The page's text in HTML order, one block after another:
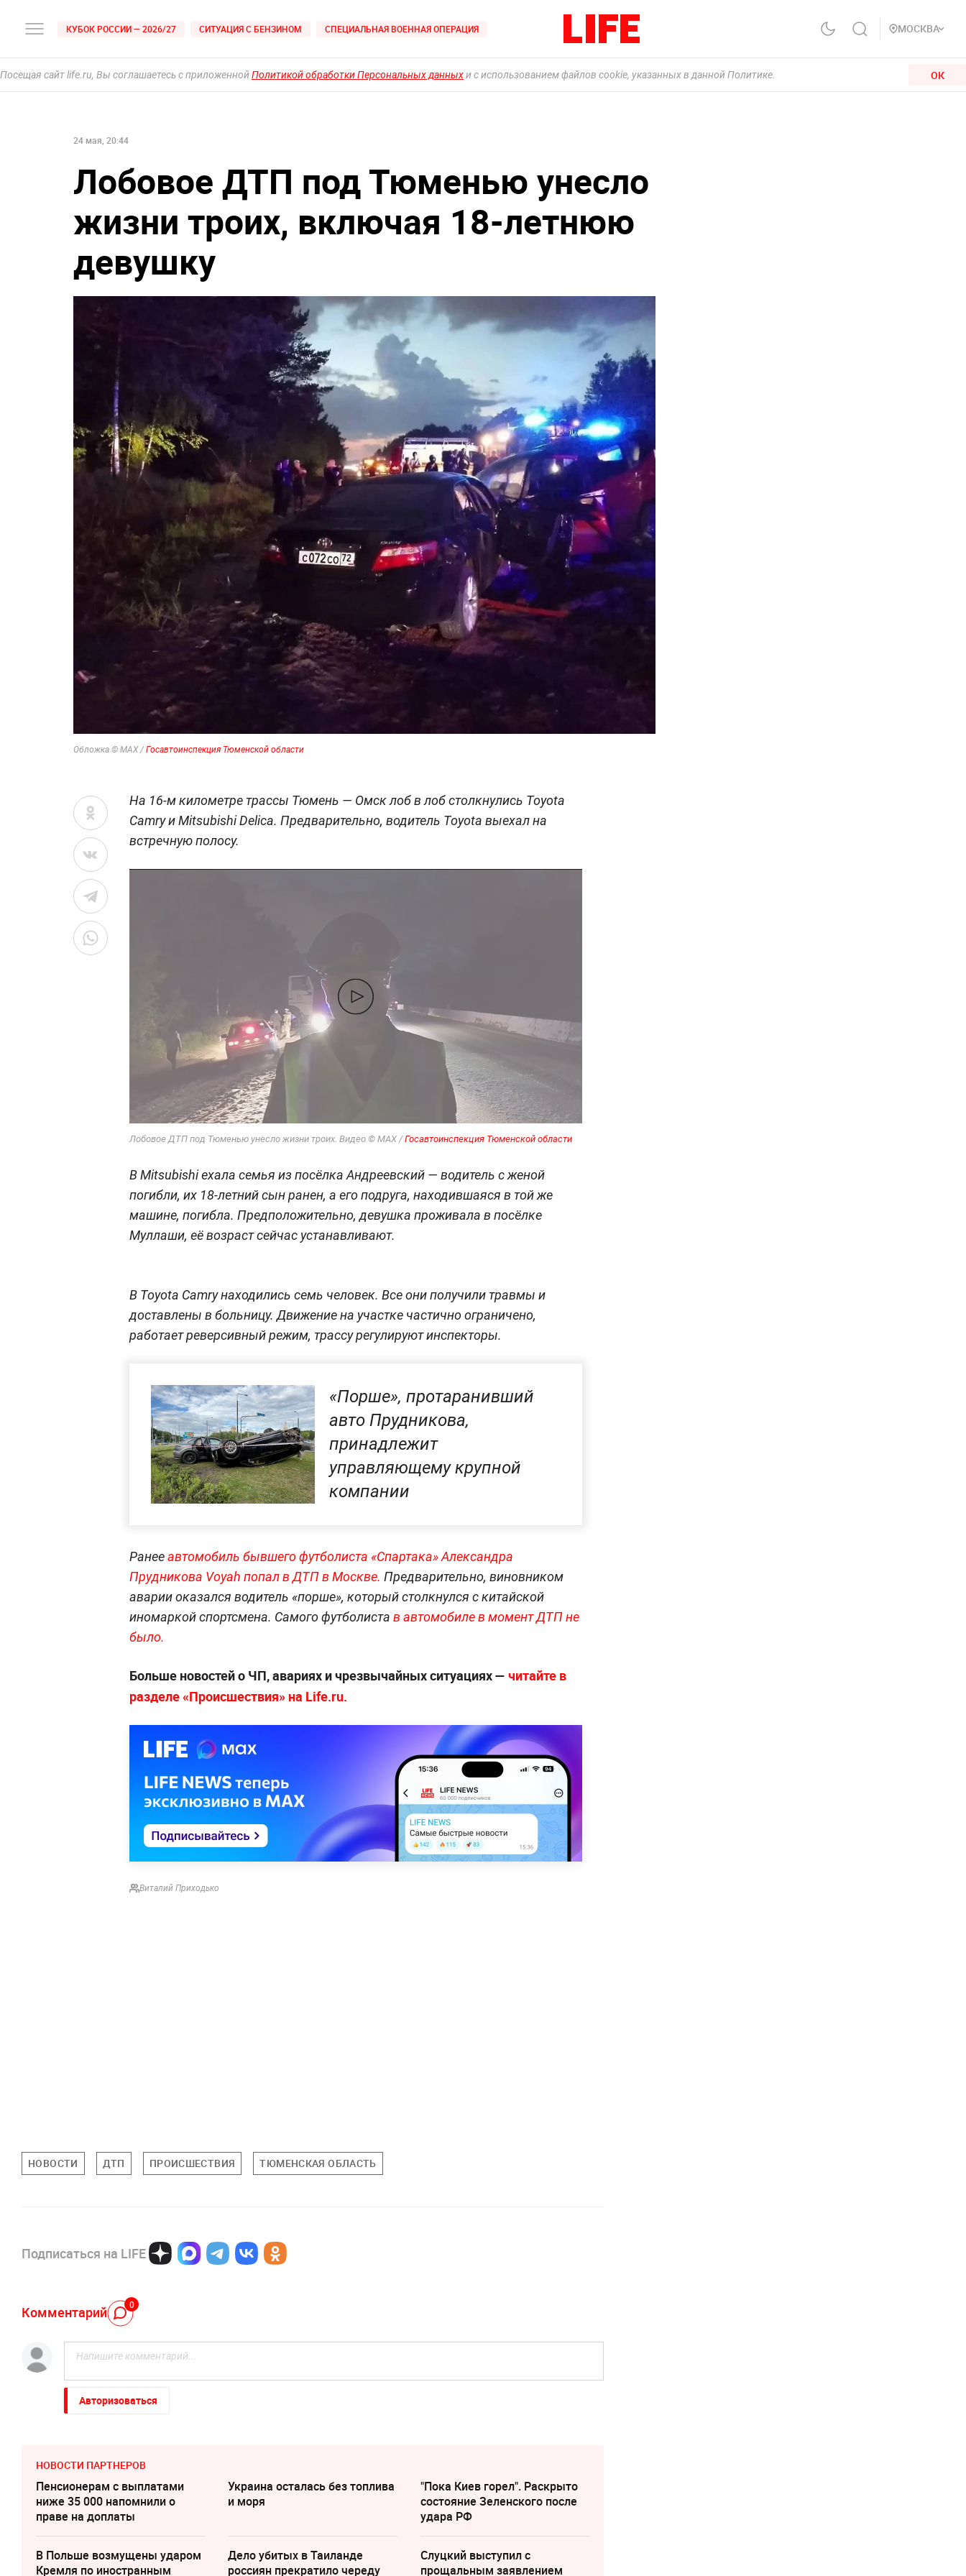
КУБОК РОССИИ — 2026/27 СИТУАЦИЯ С БЕНЗИНОМ СПЕЦИАЛЬНАЯ ВОЕННАЯ ОПЕРАЦИЯ МОСКВА
Посещая сайт life.ru, Вы соглашаетесь с приложеннойПолитикой обработки Персональных данныхи с использованием файлов cookie, указанных в данной Политике. ОК
24 мая, 20:44
Лобовое ДТП под Тюменью унесло
жизни троих, включая 18-летнюю
девушку
Обложка © MAX / Госавтоинспекция Тюменской области
На 16-м километре трассы Тюмень — Омск лоб в лоб столкнулись Toyota
Camry и Mitsubishi Delica. Предварительно, водитель Toyota выехал на
встречную полосу.
Лобовое ДТП под Тюменью унесло жизни троих. Видео © MAX /Госавтоинспекция Тюменской области
В Mitsubishi ехала семья из посёлка Андреевский — водитель с женой
погибли, их 18-летний сын ранен, а его подруга, находившаяся в той же
машине, погибла. Предположительно, девушка проживала в посёлке
Муллаши, её возраст сейчас устанавливают.
В Toyota Camry находились семь человек. Все они получили травмы и
доставлены в больницу. Движение на участке частично ограничено,
работает реверсивный режим, трассу регулируют инспекторы.
«Порше», протаранивший
авто Прудникова,
принадлежит
управляющему крупной
компании
Ранееавтомобиль бывшего футболиста «Спартака» Александра
Прудникова Voyah попал в ДТП в Москве. Предварительно, виновником
аварии оказался водитель «порше», который столкнулся с китайской
иномаркой спортсмена. Самого футболиста в автомобиле в момент ДТП не
было.
Больше новостей о ЧП, авариях и чрезвычайных ситуациях — читайте в
разделе «Происшествия» на Life.ru.
Виталий Приходько
НОВОСТИ ДТП ПРОИСШЕСТВИЯ ТЮМЕНСКАЯ ОБЛАСТЬ
Подписаться на LIFE
Комментарий 0
Авторизоваться
НОВОСТИ ПАРТНЕРОВ
Пенсионерам с выплатами
ниже 35 000 напомнили о
праве на доплаты
Украина осталась без топлива
и моря
"Пока Киев горел". Раскрыто
состояние Зеленского после
удара РФ
В Польше возмущены ударом
Кремля по иностранным
Дело убитых в Таиланде
россиян прекратило череду
Слуцкий выступил с
прощальным заявлением